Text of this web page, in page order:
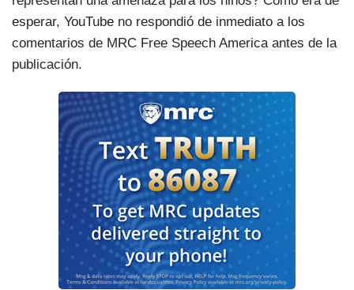
esperar, YouTube no respondió de inmediato a los
comentarios de MRC Free Speech America antes de la
publicación.